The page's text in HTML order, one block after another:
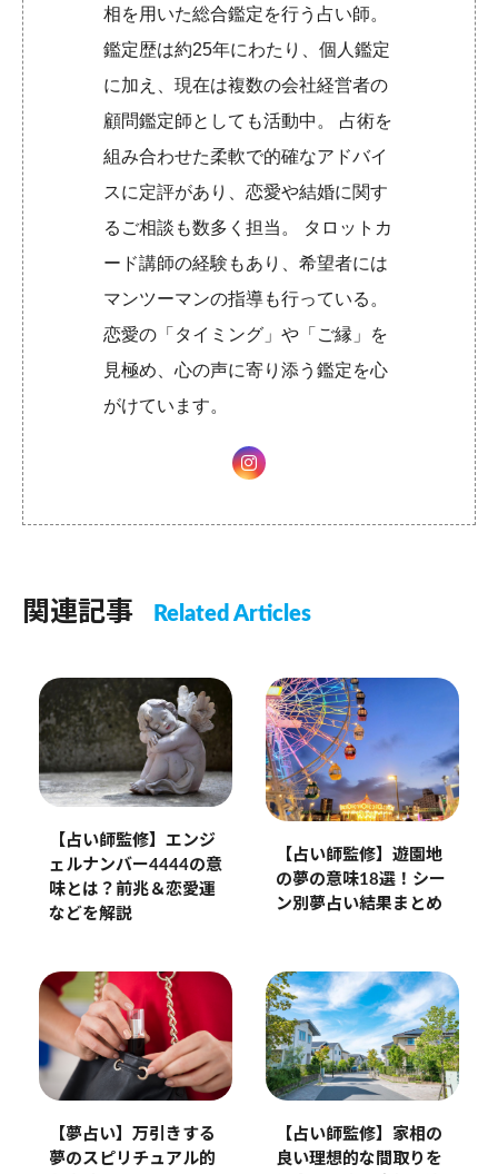
相を用いた総合鑑定を行う占い師。
鑑定歴は約25年にわたり、個人鑑定
に加え、現在は複数の会社経営者の
顧問鑑定師としても活動中。 占術を
組み合わせた柔軟で的確なアドバイ
スに定評があり、恋愛や結婚に関す
るご相談も数多く担当。 タロットカ
ード講師の経験もあり、希望者には
マンツーマンの指導も行っている。
恋愛の「タイミング」や「ご縁」を
見極め、心の声に寄り添う鑑定を心
がけています。
関連記事 Related Articles
【占い師監修】エンジ
ェルナンバー4444の意
味とは？前兆＆恋愛運
などを解説
【占い師監修】遊園地
の夢の意味18選！シー
ン別夢占い結果まとめ
【夢占い】万引きする
夢のスピリチュアル的
【占い師監修】家相の
良い理想的な間取りを